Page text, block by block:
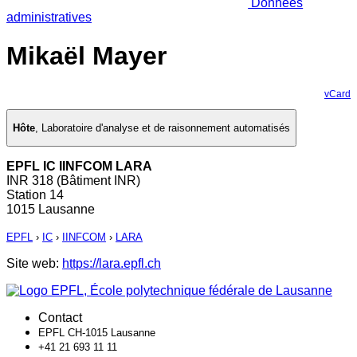
administratives
Mikaël Mayer
vCard
Hôte, Laboratoire d'analyse et de raisonnement automatisés
EPFL IC IINFCOM LARA
INR 318 (Bâtiment INR)
Station 14
1015 Lausanne
EPFL › IC › IINFCOM › LARA
Site web: https://lara.epfl.ch
Contact
EPFL CH-1015 Lausanne
+41 21 693 11 11